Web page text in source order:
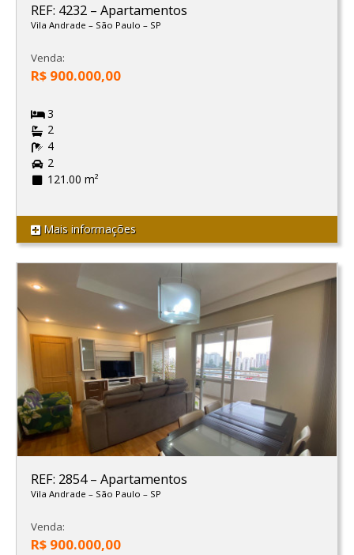
REF: 4232 – Apartamentos
Vila Andrade – São Paulo – SP
Venda:
R$ 900.000,00
3
2
4
2
121.00 m²
Mais informações
REF: 2854– Apartamentos
Vila Andrade – São Paulo – SP
Venda:
R$ 900.000,00